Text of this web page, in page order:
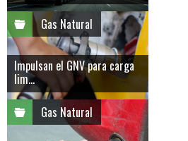
Gas Natural
Impulsan el GNV para carga
lim...
Gas Natural